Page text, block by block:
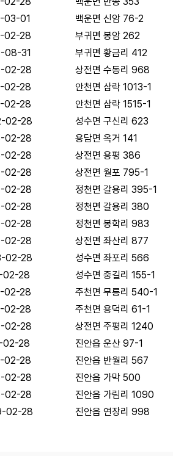
03-01 백운면 신암 76-2
02-28 부귀면 봉암 262
08-31 부귀면 황금리 412
02-28 상전면 수동리 968
02-28 안천면 삼락 1013-1
02-28 안천면 삼락 1515-1
02-28 성수면 구신리 623
02-28 용담면 옥거 141
02-28 상전면 용평 386
02-28 상전면 월포 795-1
02-28 정천면 갈용리 395-1
02-28 정천면 갈용리 380
02-28 정천면 봉학리 983
02-28 상전면 좌산리 877
02-28 성수면 좌포리 566
02-28 성수면 중길리 155-1
02-28 주천면 무릉리 540-1
02-28 주천면 용덕리 61-1
02-28 상전면 주평리 1240
02-28 진안읍 운산 97-1
02-28 진안읍 반월리 567
02-28 진안읍 가막 500
02-28 진안읍 가림리 1090
02-28 진안읍 연장리 998